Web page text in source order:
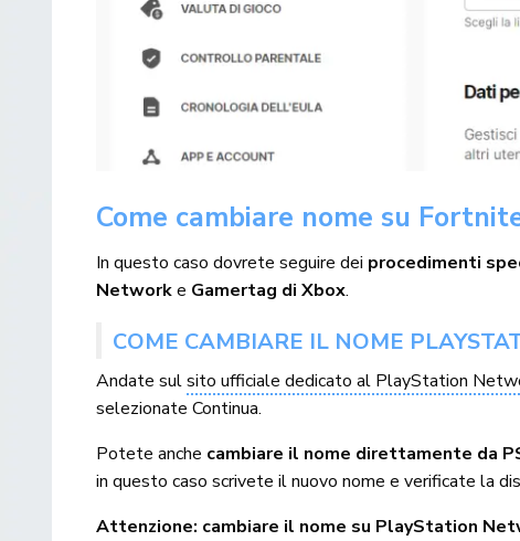
Come cambiare nome su
In questo caso dovrete seguire dei procedimenti
Networke Gamertag di Xbox.
COME CAMBIARE IL NOME
Andate sulsito ufficiale dedicato al PlayStation
selezionate Continua.
Potete anche cambiare il nome direttamente da
in questo caso scrivete il nuovo nome e verificate la
Attenzione: cambiare il nome su PlayStation